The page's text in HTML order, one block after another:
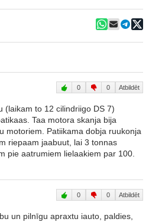
0 0 Atbildēt
(laikam to 12 cilindriigo DS 7)
Taa motora skanja bija
motoriem. Patiikama dobja ruukonja
riepaam jaabuut, lai 3 tonnas
pie aatrumiem lielaakiem par 100.
0 0 Atbildēt
un pilnīgu apraxtu iauto, paldies,